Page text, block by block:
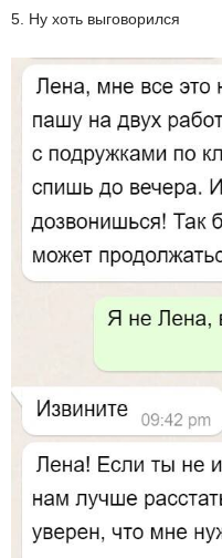
5. Ну хоть выговорился